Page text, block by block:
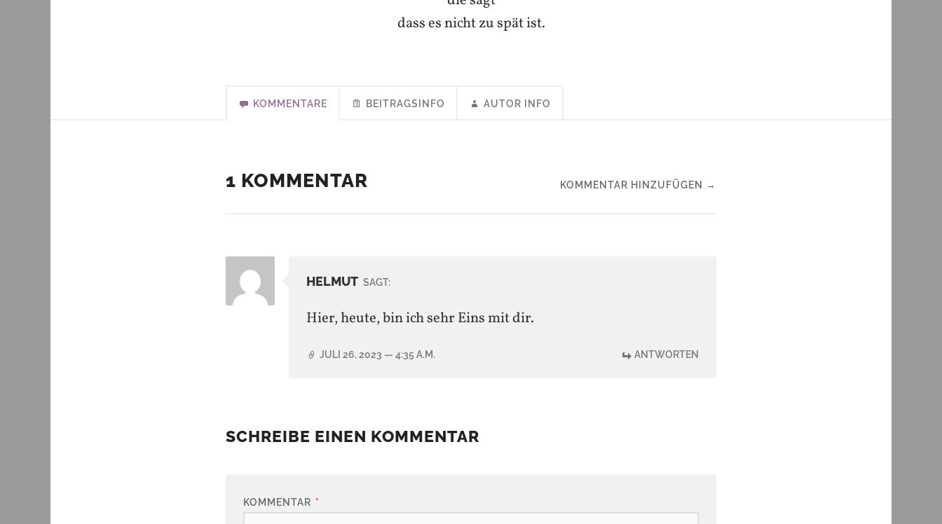
dass es nicht zu spät ist.
KOMMENTARE BEITRAGSINFO AUTOR INFO
1 KOMMENTAR KOMMENTAR HINZUFÜGEN →
HELMUT SAGT:
Hier, heute, bin ich sehr Eins mit dir.
JULI 26, 2023 — 4:35 A.M. ANTWORTEN
SCHREIBE EINEN KOMMENTAR
KOMMENTAR *